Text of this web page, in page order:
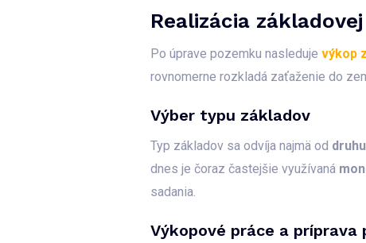
Realizácia
Po úprave pozemku nasleduje výkop
rovnomerne rozkladá zaťaženie do
Výber typu základov
Typ základov sa odvíja najmä od
dnes je čoraz častejšie využívaná
sadania.
Výkopové práce a príprava